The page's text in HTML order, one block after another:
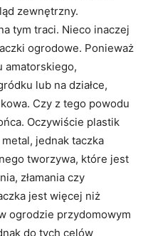
zewnętrzny.
tym traci. Nieco inaczej
ogrodowe. Ponieważ
amatorskiego,
lub na działce,
Czy z tego powodu
Oczywiście plastik
jednak taczka
tworzywa, które jest
złamania czy
jest więcej niż
ogrodzie przydomowym
do tych celów